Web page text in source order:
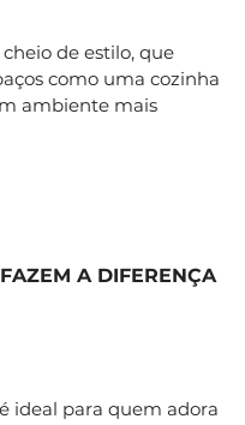
de estilo, que
como uma cozinha
ambiente mais
A DIFERENÇA
ideal para quem adora